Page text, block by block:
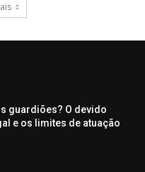
guardiões? O devido
e os limites de atuação